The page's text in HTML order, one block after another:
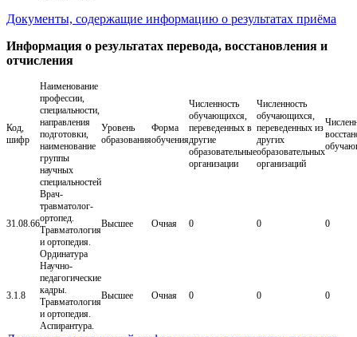
Документы, содержащие информацию о результатах приёма
Информация о результатах перевода, восстановления и
отчисления
Код,
шифр
Наименование
профессии,
специальности,
направления
подготовки,
наименование
группы
научных
специальностей
Уровень
образования
Форма
обучения
Численность
обучающихся,
переведенных в
другие
образовательные
организации
Численность
обучающихся,
переведенных из
других
образовательных
организаций
31.08.66
Врач-
травматолог-
ортопед.
Травматология
и ортопедия.
Ординатура
Высшее Очная 0 0 0
3.1.8
Научно-
педагогические
кадры.
Травматология
и ортопедия.
Аспирантура.
Высшее Очная 0 0 0